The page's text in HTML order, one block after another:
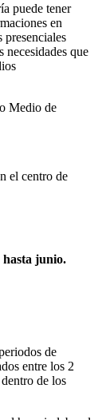
puede tener
en
presenciales
necesidades que
Medio de
el centro de
hasta junio.
de
entre los 2
de los